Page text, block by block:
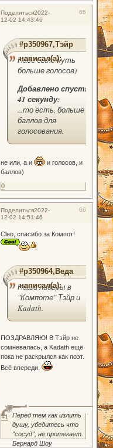
Поделиться 65
2022-
12-02 14:43:46
#p350967,Тэйр
написал(а):
Надо было чуть
больше голосов)
Добавлено спустя
41 секунду:
...то есть, больше
баллов для
голосования.
не или, а и
и голосов, и
баллов)
0
Поделиться 66
2022-
12-02 14:51:46
Cleo, спасибо за Компот!
#p350964,Веда
написал(а):
Наши лидеры в
"Компоте" Тэйр и
Kadath.
ПОЗДРАВЛЯЮ! В Тэйр не
сомневалась, а Kadath ещё
пока не раскрылся как поэт.
Всё впереди.
Перед тем как излить
душу, убедитесь что
"сосуд", не протекает.
Бернард Шоу
+1